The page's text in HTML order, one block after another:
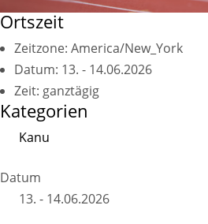
Ortszeit
Zeitzone: America/New_York
Datum: 13. - 14.06.2026
Zeit: ganztägig
Kategorien
Kanu
Datum
13. - 14.06.2026